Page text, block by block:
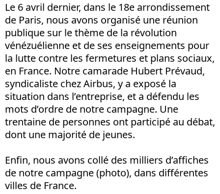
Le 6 avril dernier, dans le 18e arrondissement
de Paris, nous avons organisé une réunion
publique sur le thème de la révolution
vénézuélienne et de ses enseignements pour
la lutte contre les fermetures et plans sociaux,
en France. Notre camarade Hubert Prévaud,
syndicaliste chez Airbus, y a exposé la
situation dans l’entreprise, et a défendu les
mots d’ordre de notre campagne. Une
trentaine de personnes ont participé au débat,
dont une majorité de jeunes.
Enfin, nous avons collé des milliers d’affiches
de notre campagne (photo), dans différentes
villes de France.